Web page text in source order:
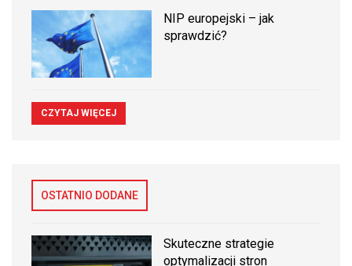
NIP europejski – jak
sprawdzić?
CZYTAJ WIĘCEJ
OSTATNIO DODANE
Skuteczne strategie
optymalizacji stron